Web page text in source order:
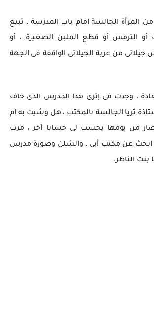
المرأة الجالسة امام باب المدرسة ، تبيع
أو الترمس أو قطع الملبن الصغيرة ، أو
من عربة الجيلاتى الواقفة فى الجهة
، وجدت فى إثرى هذا المدرس الذى خاف
ثريا الجالسة بالمكتب ، هل وشيت به ام
من يومها يحسب لى حسابا آخر ، مرت
ابحث عن مكتب أبى ، والشلن وصورة مدرس
بنت الناظر.